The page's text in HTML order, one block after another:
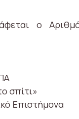
ο
σπίτι»
Επιστήμονα